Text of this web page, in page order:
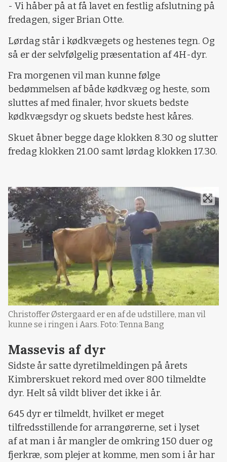
- Vi håber på at få lavet en festlig afslutning på
fredagen, siger Brian Otte.
Lørdag står i kødkvægets og hestenes tegn. Og
så er der selvfølgelig præsentation af 4H-dyr.
Fra morgenen vil man kunne følge
bedømmelsen af både kødkvæg og heste, som
sluttes af med finaler, hvor skuets bedste
kødkvægsdyr og skuets bedste hest kåres.
Skuet åbner begge dage klokken 8.30 og slutter
fredag klokken 21.00 samt lørdag klokken 17.30.
Christoffer Østergaard er en af de udstillere, man vil
kunne se i ringen i Aars. Foto: Tenna Bang
Massevis af dyr
Sidste år satte dyretilmeldingen på årets
Kimbrerskuet rekord med over 800 tilmeldte
dyr. Helt så vildt bliver det ikke i år.
645 dyr er tilmeldt, hvilket er meget
tilfredsstillende for arrangørerne, set i lyset
af at man i år mangler de omkring 150 duer og
fjerkræ, som plejer at komme, men som i år har